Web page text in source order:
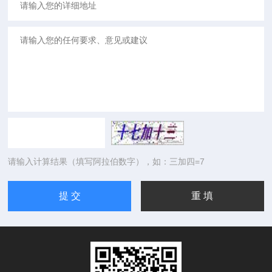
请输入计算结果（填写阿拉伯数字），如：三加四=7